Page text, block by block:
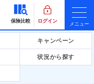
保険比較 ログイン
メニュー
キャンペーン
状況から探す